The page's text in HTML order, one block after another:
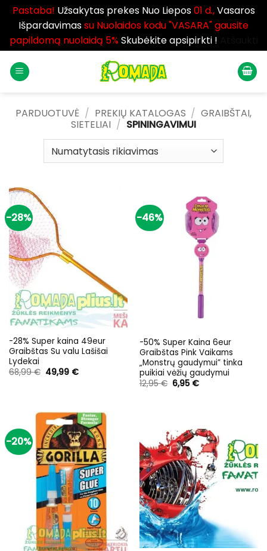
Pastaba! Užsakytas prekes Nuo Liepos01 d.,Vasaros
Išpardavimassu Nuolaidos kodu "VASARA" gausite
papildomą nuolaidą 5%Skubėkite apsipirkti !
PARDUOTUVĖ / PREKIŲ KATALOGAS / GRAIBŠTAI,
SIETELIAI / SPININGAVIMUI
-28%
-28% Super kaina 49eur
Graibštas Su valu Lašišai
Lydekai
68,99€ Original
price
49,99 €Current
-46%
-50% Super Kaina 6eur
Graibštas Pink Vaikams
„Monstrų gaudymui” tinka
puikiai vėžių gaudymui
12,95€ Original
price
6,95 €Current
-20%